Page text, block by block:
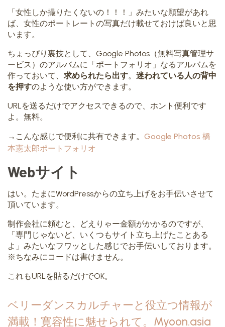
「女性しか撮りたくないの！！！」みたいな願望があれ
ば、女性のポートレートの写真だけ載せておけば良いと思
います。
ちょっぴり裏技として、Google Photos（無料写真管理サ
ービス）のアルバムに「ポートフォリオ」なるアルバムを
作っておいて、 求められたら出す。 迷われている人の背中
を押すのような使い方ができます。
URLを送るだけでアクセスできるので、ホント便利です
よ。無料。
→こんな感じで便利に共有できます。 Google Photos 橋
本憲太郎ポートフォリオ
Webサイト
はい。たまにWordPressからの立ち上げをお手伝いさせて
頂いています。
制作会社に頼むと、どえりゃー金額がかかるのですが、
「専門じゃないど、いくつもサイト立ち上げたことある
よ」みたいなフワッとした感じでお手伝いしております。
※ちなみにコードは書けません。
これもURLを貼るだけでOK。
ベリーダンスカルチャーと役立つ情報が
満載！寛容性に魅せられて。Myoon.asia